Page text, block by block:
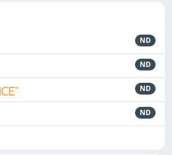
ND
ND
ND
ND